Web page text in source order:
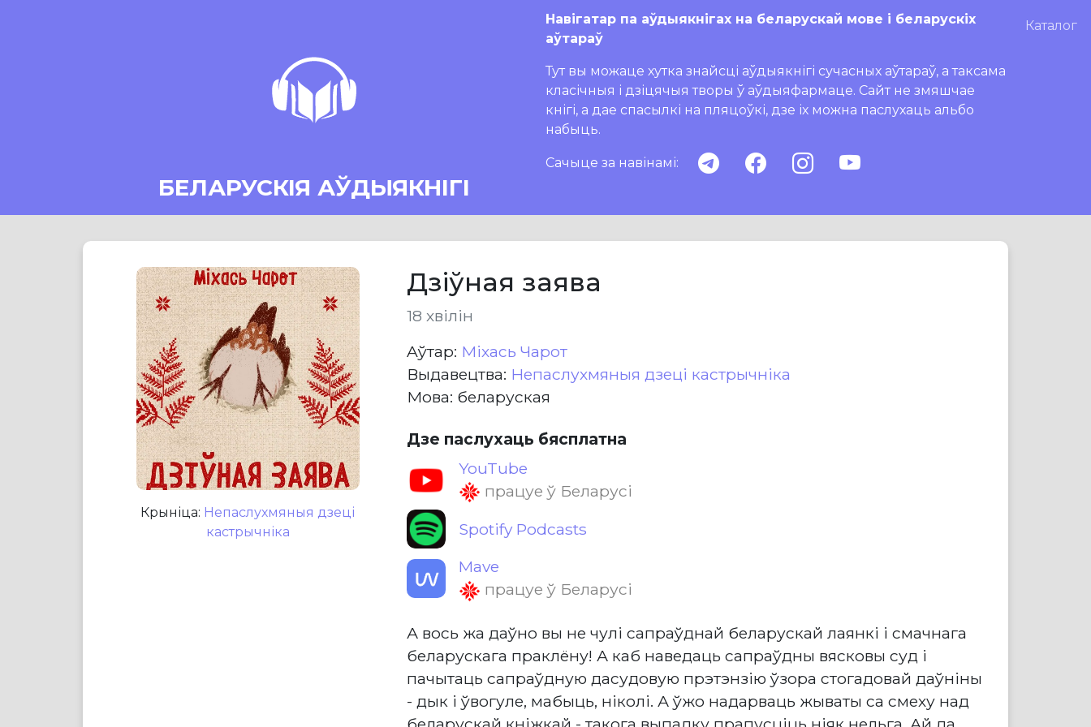
БЕЛАРУСКІЯ АЎДЫЯКНІГІ
Навігатар па аўдыякнігах на беларускай мове і беларускіх
аўтараў
Тут вы можаце хутка знайсці аўдыякнігі сучасных аўтараў, а таксама
класічныя і дзіцячыя творы ў аўдыяфармаце. Сайт не змяшчае
кнігі, а дае спасылкі на пляцоўкі, дзе іх можна паслухаць альбо
набыць.
Сачыце за навінамі:
Каталог
Крыніца: Непаслухмяныя дзеці
кастрычніка
Дзіўная заява
18 хвілін
Aўтар: Міхась Чарот
Выдавецтва: Непаслухмяныя дзеці кастрычніка
Мова: беларуская
Дзе паслухаць бясплатна
YouTube
працуе ў Беларусі
Spotify Podcasts
Mave
працуе ў Беларусі
А вось жа даўно вы не чулі сапраўднай беларускай лаянкі і смачнага
беларускага праклёну! А каб наведаць сапраўдны вясковы суд і
пачытаць сапраўдную дасудовую прэтэнзію ўзора стогадовай даўніны
- дык і ўвогуле, мабыць, ніколі. А ўжо надарваць жываты са смеху над